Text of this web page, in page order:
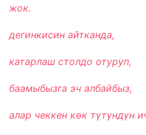
жок.
дегинкисин айтканда,
катарлаш столдо отуруп,
баамыбызга эч албайбыз,
алар чеккен көк түтүндүн